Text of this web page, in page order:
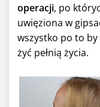
operacji, po
uwięziona w
wszystko po to
żyć pełnią życia.